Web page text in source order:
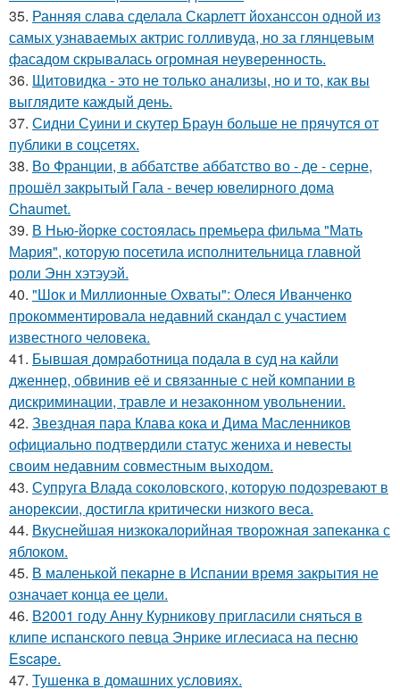
35. Ранняя слава сделала Скарлетт йоханссон одной из
самых узнаваемых актрис голливуда, но за глянцевым
фасадом скрывалась огромная неуверенность.
36. Щитовидка - это не только анализы, но и то, как вы
выглядите каждый день.
37. Сидни Суини и скутер Браун больше не прячутся от
публики в соцсетях.
38. Во Франции, в аббатстве аббатство во - де - серне,
прошёл закрытый Гала - вечер ювелирного дома
Chaumet.
39. В Нью-йорке состоялась премьера фильма "Мать
Мария", которую посетила исполнительница главной
роли Энн хэтэуэй.
40. "Шок и Миллионные Охваты": Олеся Иванченко
прокомментировала недавний скандал с участием
известного человека.
41. Бывшая домработница подала в суд на кайли
дженнер, обвинив её и связанные с ней компании в
дискриминации, травле и незаконном увольнении.
42. Звездная пара Клава кока и Дима Масленников
официально подтвердили статус жениха и невесты
своим недавним совместным выходом.
43. Супруга Влада соколовского, которую подозревают в
анорексии, достигла критически низкого веса.
44. Вкуснейшая низкокалорийная творожная запеканка с
яблоком.
45. В маленькой пекарне в Испании время закрытия не
означает конца ее цели.
46. В2001 году Анну Курникову пригласили сняться в
клипе испанского певца Энрике иглесиаса на песню
Escape.
47. Тушенка в домашних условиях.